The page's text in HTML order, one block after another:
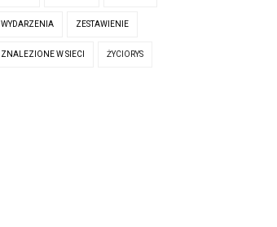
WYDARZENIA ZESTAWIENIE
ZNALEZIONE W SIECI ŻYCIORYS